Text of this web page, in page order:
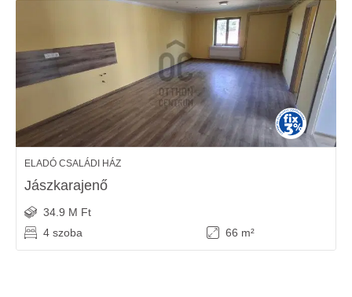
ELADÓ CSALÁDI HÁZ
Jászkarajenő
34.9 M Ft
4 szoba
66 m²